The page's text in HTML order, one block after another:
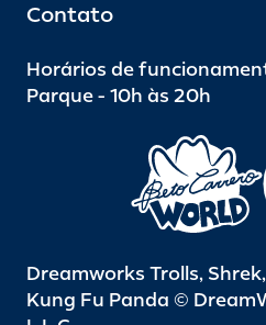
Contato
Horários de
Parque - 10h às 20h
Dreamworks Trolls,
Kung Fu Panda ©